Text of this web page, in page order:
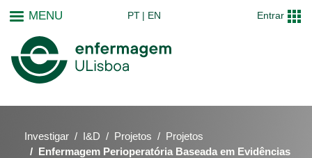
MENU PT EN Entrar
Investigar I&D Projetos
Projetos
Enfermagem Perioperatória Baseada em Evidências